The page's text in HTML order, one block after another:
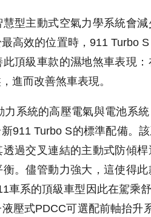
型主動式空氣力學系統會
高效的位置時，911 Turbo
頂級車款的濕地煞車表現
進而改善煞車表現。
系統的高壓電氣與電池系
911 Turbo S的標準配備。
過交叉連結的主動式防傾
。儘管動力強大，這使得
車系的頂級車型因此在駕乘
壓式PDCC可選配前軸抬